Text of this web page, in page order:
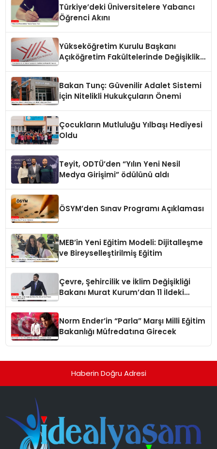
Türkiye’deki Üniversitelere Yabancı
Öğrenci Akını
Yükseköğretim Kurulu Başkanı
Açıköğretim Fakültelerinde Değişiklik
Bakan Tunç: Güvenilir Adalet Sistemi
İçin Nitelikli Hukukçuların Önemi
Çocukların Mutluluğu Yılbaşı Hediyesi
Oldu
Teyit, ODTÜ’den “Yılın Yeni Nesil
Medya Girişimi” ödülünü aldı
ÖSYM’den Sınav Programı Açıklaması
MEB’in Yeni Eğitim Modeli: Dijitalleşme
ve Bireyselleştirilmiş Eğitim
Çevre, Şehircilik ve İklim Değişikliği
Bakanı Murat Kurum’dan 11 İldeki
Norm Ender’in “Parla” Marşı Milli Eğitim
Bakanlığı Müfredatına Girecek
Haberin Doğru Adresi